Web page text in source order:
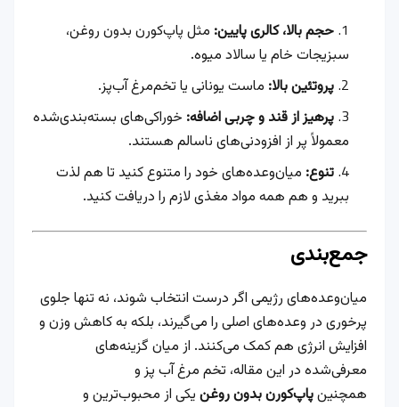
حجم بالا، کالری پایین: مثل پاپ‌کورن بدون روغن،
سبزیجات خام یا سالاد میوه.
پروتئین بالا: ماست یونانی یا تخم‌مرغ آب‌پز.
پرهیز از قند و چربی اضافه: خوراکی‌های بسته‌بندی‌شده
معمولاً پر از افزودنی‌های ناسالم هستند.
تنوع: میان‌وعده‌های خود را متنوع کنید تا هم لذت
ببرید و هم همه مواد مغذی لازم را دریافت کنید.
جمع‌بندی
میان‌وعده‌های رژیمی اگر درست انتخاب شوند، نه تنها جلوی
پرخوری در وعده‌های اصلی را می‌گیرند، بلکه به کاهش وزن و
افزایش انرژی هم کمک می‌کنند. از میان گزینه‌های
معرفی‌شده در این مقاله، تخم مرغ آب پز و
همچنینپاپ‌کورن بدون روغن یکی از محبوب‌ترین و